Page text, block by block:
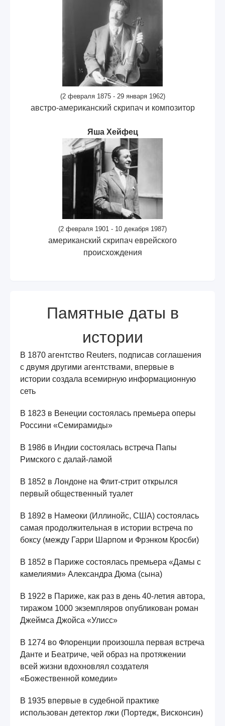
(2 февраля 1875 - 29 января 1962)
австро-американский скрипач и композитор
Яша Хейфец
(2 февраля 1901 - 10 декабря 1987)
американский скрипач еврейского
происхождения
Памятные даты в
истории
В 1870 агентство Reuters, подписав соглашения
с двумя другими агентствами, впервые в
истории создала всемирную информационную
сеть
В 1823 в Венеции состоялась премьера оперы
Россини «Семирамиды»
В 1986 в Индии состоялась встреча Папы
Римского с далай-ламой
В 1852 в Лондоне на Флит-стрит открылся
первый общественный туалет
В 1892 в Намеоки (Иллинойс, США) состоялась
самая продолжительная в истории встреча по
боксу (между Гарри Шарпом и Фрэнком Кросби)
В 1852 в Париже состоялась премьера «Дамы с
камелиями» Александра Дюма (сына)
В 1922 в Париже, как раз в день 40-летия автора,
тиражом 1000 экземпляров опубликован роман
Джеймса Джойса «Улисс»
В 1274 во Флоренции произошла первая встреча
Данте и Беатриче, чей образ на протяжении
всей жизни вдохновлял создателя
«Божественной комедии»
В 1935 впервые в судебной практике
использован детектор лжи (Портедж, Висконсин)